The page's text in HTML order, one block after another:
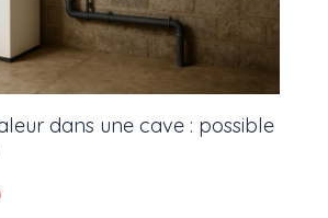
dans une cave : possible